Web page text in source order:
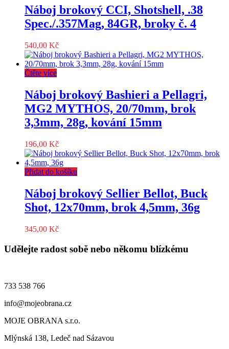
Náboj brokový CCI, Shotshell, .38
Spec./.357Mag, 84GR, broky č. 4
540,00 Kč
Čtěte více
Náboj brokový Bashieri a Pellagri,
MG2 MYTHOS, 20/70mm, brok
3,3mm, 28g, kování 15mm
196,00 Kč
Přidat do košíku
Náboj brokový Sellier Bellot, Buck
Shot, 12x70mm, brok 4,5mm, 36g
345,00 Kč
Udělejte radost sobě nebo někomu blízkému
733 538 766
info@mojeobrana.cz
MOJE OBRANA s.r.o.
Mlýnská 138, Ledeč nad Sázavou